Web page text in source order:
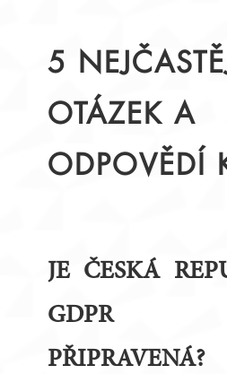
5
OTÁZEK A
ODPOVĚDÍ
JE ČESKÁ
GDPR
PŘIPRAVENÁ?